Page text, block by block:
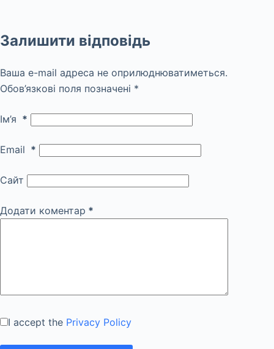
Залишити відповідь
Ваша e-mail адреса не оприлюднюватиметься.
Обов’язкові поля позначені *
Ім’я *
Email *
Сайт
Додати коментар *
I accept the Privacy Policy